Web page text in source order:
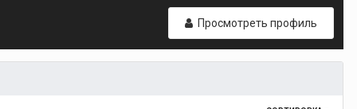
Просмотреть профиль